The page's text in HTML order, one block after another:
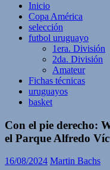
Inicio
Copa América
selección
futbol uruguayo
1era. División
2da. División
Amateur
Fichas técnicas
uruguayos
basket
Con el pie derecho:
el Parque Alfredo
16/08/2024 Martin Bachs